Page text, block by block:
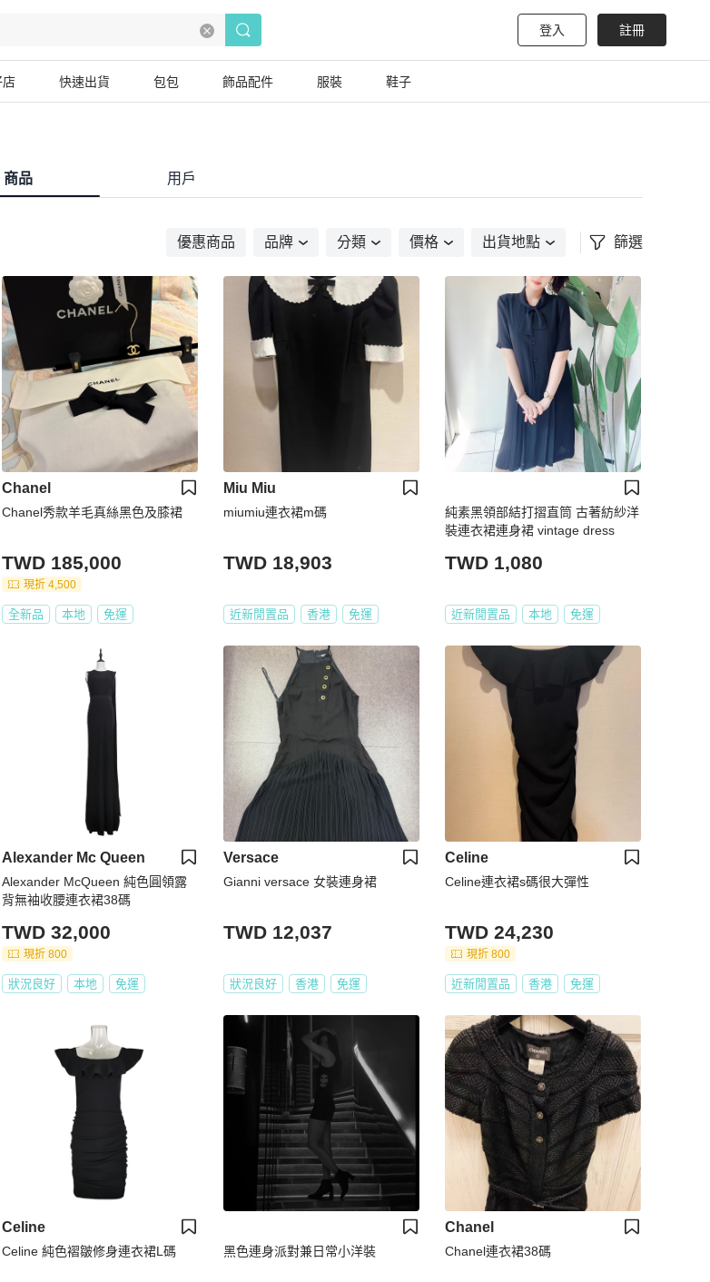
登入 註冊
店 快速出貨 包包 飾品配件 服裝 鞋子
商品 用戶
優惠商品 品牌 分類 價格 出貨地點 篩選
Chanel
Chanel秀款羊毛真絲黑色及膝裙
TWD 185,000
現折 4,500
全新品 本地 免運
Miu Miu
miumiu連衣裙m碼
TWD 18,903
近新閒置品 香港 免運
純素黑領部結打摺直筒 古著紡紗洋
裝連衣裙連身裙 vintage dress
TWD 1,080
近新閒置品 本地 免運
Alexander Mc Queen
Alexander McQueen 純色圓領露
背無袖收腰連衣裙38碼
TWD 32,000
現折 800
狀況良好 本地 免運
Versace
Gianni versace 女裝連身裙
TWD 12,037
狀況良好 香港 免運
Celine
Celine連衣裙s碼很大彈性
TWD 24,230
現折 800
近新閒置品 香港 免運
Celine
Celine 純色褶皺修身連衣裙L碼 黑色連身派對兼日常小洋裝
Chanel
Chanel連衣裙38碼